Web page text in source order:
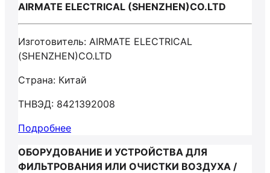
AIRMATE ELECTRICAL (SHENZHEN)CO.LTD
Изготовитель: AIRMATE ELECTRICAL
(SHENZHEN)CO.LTD
Страна: Китай
ТНВЭД: 8421392008
Подробнее
ОБОРУДОВАНИЕ И УСТРОЙСТВА ДЛЯ
ФИЛЬТРОВАНИЯ ИЛИ ОЧИСТКИ ВОЗДУХА /